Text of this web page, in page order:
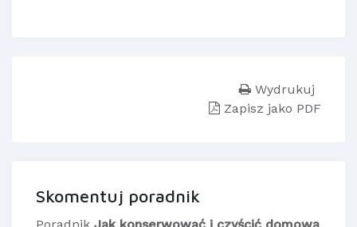
Wydrukuj
Zapisz jako PDF
Skomentuj poradnik